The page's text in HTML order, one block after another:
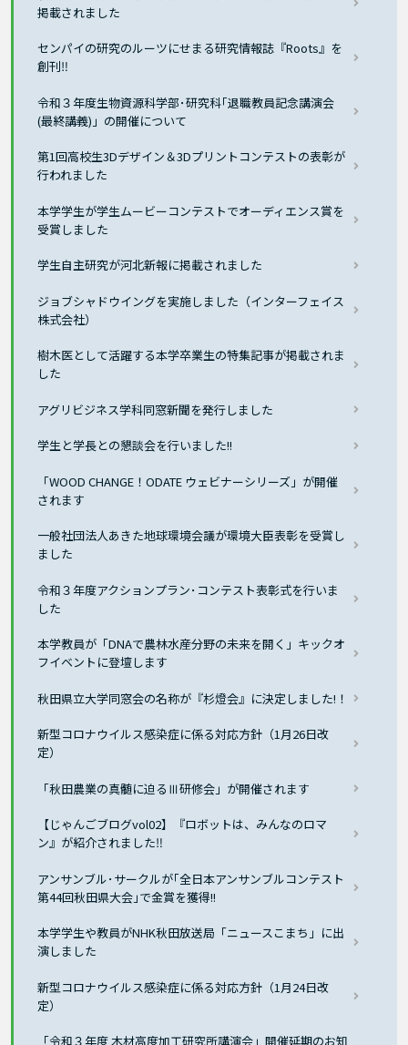
掲載されました
センパイの研究のルーツにせまる研究情報誌『Roots』を
創刊‼
令和３年度生物資源科学部･研究科｢退職教員記念講演会
(最終講義)」の開催について
第1回高校生3Dデザイン＆3Dプリントコンテストの表彰が
行われました
本学学生が学生ムービーコンテストでオーディエンス賞を
受賞しました
学生自主研究が河北新報に掲載されました
ジョブシャドウイングを実施しました（インターフェイス
株式会社）
樹木医として活躍する本学卒業生の特集記事が掲載されま
した
アグリビジネス学科同窓新聞を発行しました
学生と学長との懇談会を行いました!!
「WOOD CHANGE！ODATE ウェビナーシリーズ」が開催
されます
一般社団法人あきた地球環境会議が環境大臣表彰を受賞し
ました
令和３年度アクションプラン･コンテスト表彰式を行いま
した
本学教員が「DNAで農林水産分野の未来を開く」キックオ
フイベントに登壇します
秋田県立大学同窓会の名称が『杉燈会』に決定しました!！
新型コロナウイルス感染症に係る対応方針（1月26日改
定）
「秋田農業の真髄に迫るⅢ研修会」が開催されます
【じゃんごブログvol02】『ロボットは、みんなのロマ
ン』が紹介されました‼
アンサンブル･サークルが｢全日本アンサンブルコンテスト
第44回秋田県大会｣で金賞を獲得!!
本学学生や教員がNHK秋田放送局「ニュースこまち」に出
演しました
新型コロナウイルス感染症に係る対応方針（1月24日改
定）
「令和３年度 木材高度加工研究所講演会」開催延期のお知